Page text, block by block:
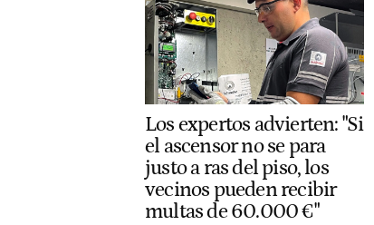
Los expertos advierten: "Si
el ascensor no se para
justo a ras del piso, los
vecinos pueden recibir
multas de 60.000 €"